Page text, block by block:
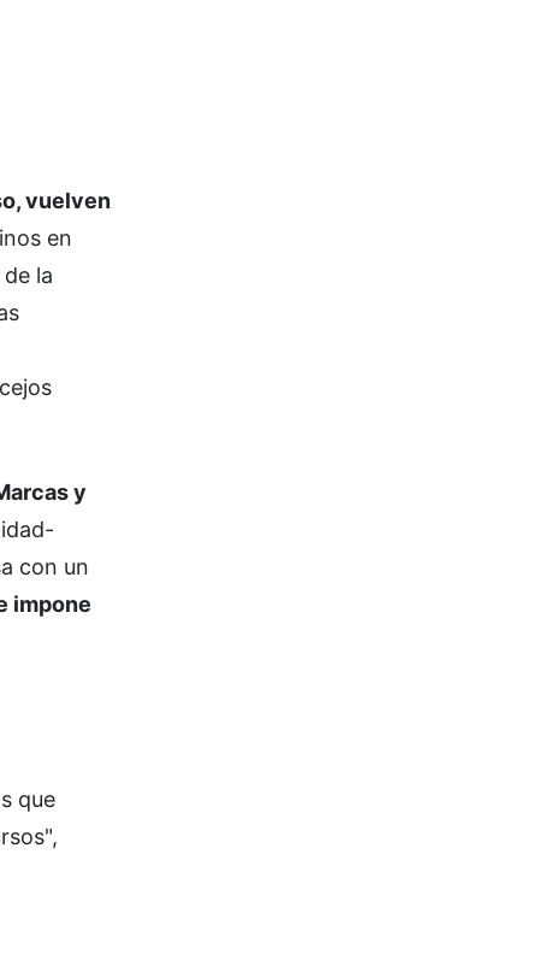
vuelven
en
la
y
con un
impone
que